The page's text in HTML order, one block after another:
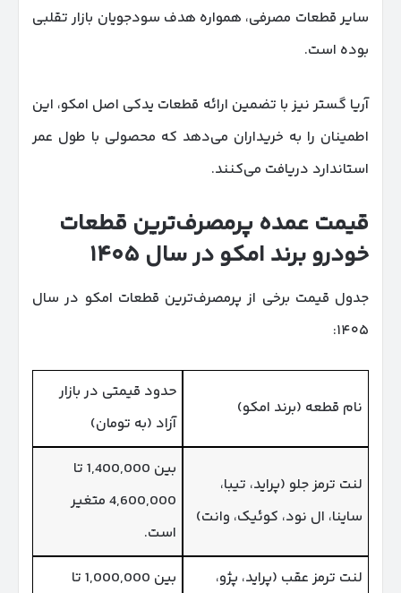
سایر قطعات مصرفی، همواره هدف سودجویان بازار تقلبی
بوده است.
آریا گستر نیز با تضمین ارائه قطعات یدکی اصل امکو، این
اطمینان را به خریداران می‌دهد که محصولی با طول عمر
استاندارد دریافت می‌کنند.
قیمت عمده پرمصرف‌ترین قطعات
خودرو برند امکو در سال ۱۴۰۵
جدول قیمت برخی از پرمصرف‌ترین قطعات امکو در سال
۱۴۰۵:
نام قطعه (برند امکو)
حدود قیمتی در بازار
آزاد (به تومان)
لنت ترمز جلو (پراید، تیبا،
ساینا، ال نود، کوئیک، وانت)
بین 1,400,000 تا
4,600,000 متغیر
است.
لنت ترمز عقب (پراید، پژو،
بین 1,000,000 تا